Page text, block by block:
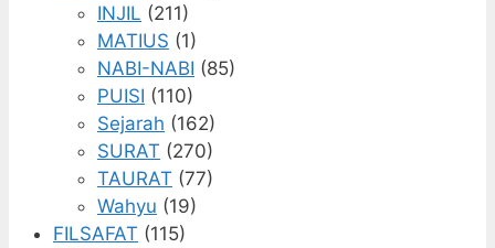
INJIL (211)
MATIUS (1)
NABI-NABI (85)
PUISI (110)
Sejarah (162)
SURAT (270)
TAURAT (77)
Wahyu (19)
FILSAFAT (115)